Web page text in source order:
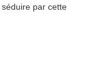
par cette